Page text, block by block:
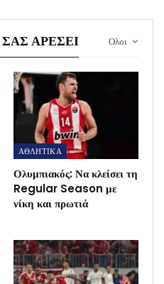
Ολοι
ΑΡΈΣΕΙ
ΑΘΛΗΤΙΚΑ
Ολυμπιακός: Να κλείσει τη
Regular Season με
νίκη και πρωτιά